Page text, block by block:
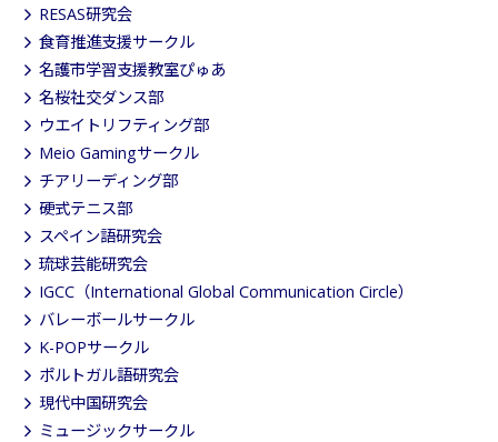
RESAS研究会
食育推進支援サークル
名護市学習支援教室ぴゅあ
名桜社交ダンス部
ウエイトリフティング部
Meio Gamingサークル
チアリーディング部
硬式テニス部
スペイン語研究会
琉球芸能研究会
IGCC（International Global Communication Circle）
バレーボールサークル
K-POPサークル
ポルトガル語研究会
現代中国研究会
ミュージックサークル